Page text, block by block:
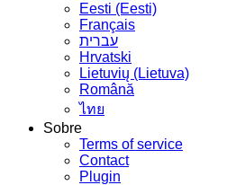
Eesti (Eesti)
Français
עברית
Hrvatski
Lietuvių (Lietuva)
Română
ไทย
Sobre
Terms of service
Contact
Plugin